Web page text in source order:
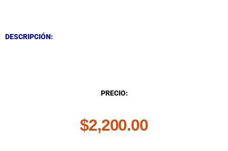
DESCRIPCIÓN:
PRECIO:
$2,200.00